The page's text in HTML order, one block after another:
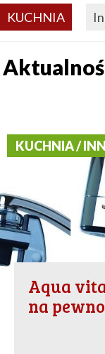
KUCHNIA
KUCHNIA /
Aqua
na pewno